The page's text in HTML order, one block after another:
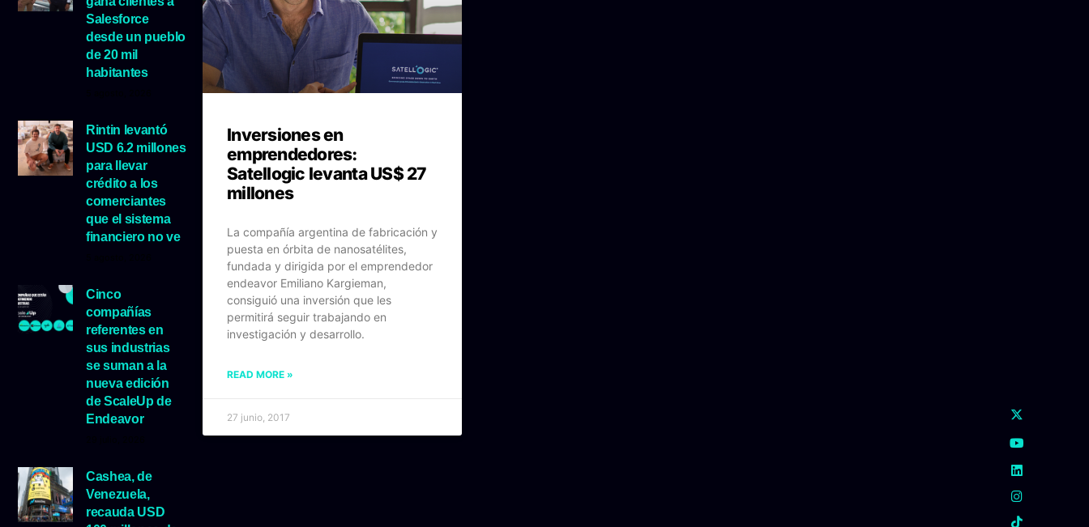
Salesforce
desde un pueblo
de 20 mil
habitantes
Rintin levantó
USD 6.2 millones
para llevar
crédito a los
comerciantes
que el sistema
financiero no ve
Cinco
compañías
referentes en
sus industrias
se suman a la
nueva edición
de ScaleUp de
Endeavor
Cashea, de
Venezuela,
recauda USD
Inversiones en
emprendedores:
Satellogic levanta US$ 27
millones
La compañía argentina de fabricación y
puesta en órbita de nanosatélites,
fundada y dirigida por el emprendedor
endeavor Emiliano Kargieman,
consiguió una inversión que les
permitirá seguir trabajando en
investigación y desarrollo.
READ MORE »
27 junio, 2017